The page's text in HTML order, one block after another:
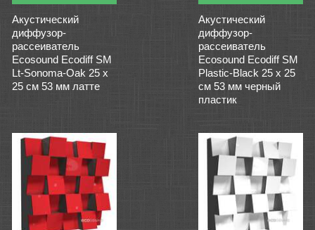
Акустический
диффузор-
рассеиватель
Ecosound Ecodiff SM
Lt-Sonoma-Oak 25 х
25 см 53 мм латте
Акустический
диффузор-
рассеиватель
Ecosound Ecodiff SM
Plastic-Black 25 х 25
см 53 мм черный
пластик